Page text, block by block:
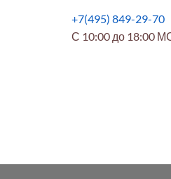
+7(495) 849-29-70
С 10:00 до 18:00